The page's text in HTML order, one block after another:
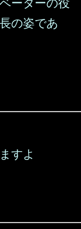
ーターの役
の姿であ
すよ